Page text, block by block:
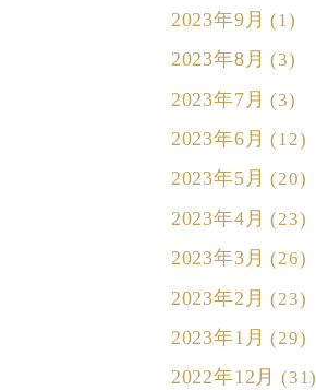
2023年9月 (1)
2023年8月 (3)
2023年7月 (3)
2023年6月 (12)
2023年5月 (20)
2023年4月 (23)
2023年3月 (26)
2023年2月 (23)
2023年1月 (29)
2022年12月 (31)